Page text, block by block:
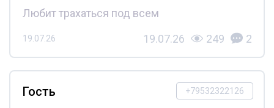
Любит трахаться под всем
19.07.26 19.07.26 249 2
+79532322126
Гость